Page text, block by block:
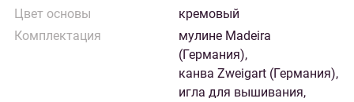
Цвет основы
кремовый
Комплектация
мулине Madeira
(Германия),
канва Zweigart (Германия),
игла для вышивания,